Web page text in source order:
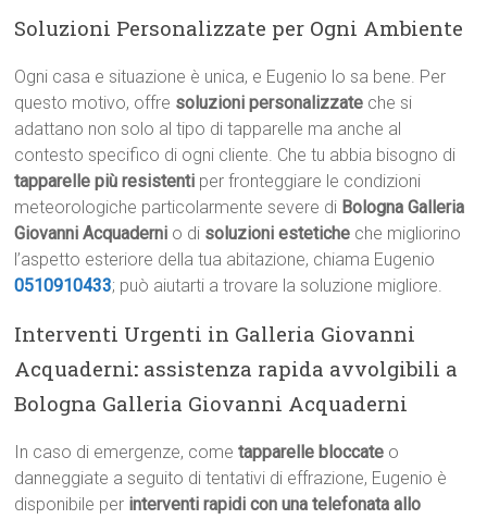
Soluzioni Personalizzate per Ogni Ambiente
Ogni casa e situazione è unica, e Eugenio lo sa bene. Per
questo motivo, offre soluzioni personalizzate che si
adattano non solo al tipo di tapparelle ma anche al
contesto specifico di ogni cliente. Che tu abbia bisogno di
tapparelle più resistenti per fronteggiare le condizioni
meteorologiche particolarmente severe di Bologna Galleria
Giovanni Acquaderni o di soluzioni estetiche che migliorino
l’aspetto esteriore della tua abitazione, chiama Eugenio
0510910433; può aiutarti a trovare la soluzione migliore.
Interventi Urgenti in Galleria Giovanni
Acquaderni: assistenza rapida avvolgibili a
Bologna Galleria Giovanni Acquaderni
In caso di emergenze, cometapparelle bloccate o
danneggiate a seguito di tentativi di effrazione, Eugenio è
disponibile per interventi rapidi con una telefonata allo